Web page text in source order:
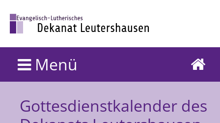
Menü
Gottesdienstkalender des